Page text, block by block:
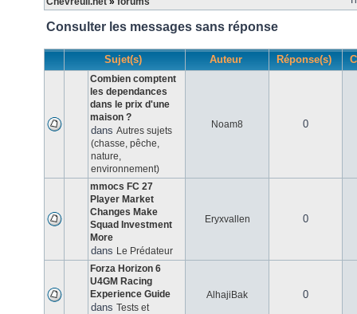
Consulter les messages sans réponse
Sujet(s) Auteur Réponse(s)
Combien comptent
les dependances
dans le prix d'une
maison ?
dans Autres sujets
(chasse, pêche,
nature,
environnement)
Noam8 0
mmocs FC 27
Player Market
Changes Make
Squad Investment
More
dans Le Prédateur
Eryxvallen 0
Forza Horizon 6
U4GM Racing
Experience Guide
dans Tests et
AlhajiBak 0